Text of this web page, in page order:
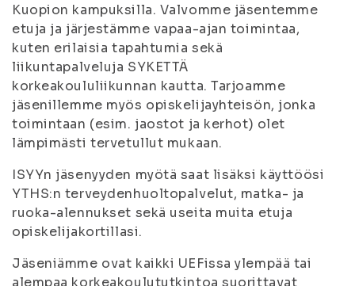
Kuopion kampuksilla. Valvomme jäsentemme
etuja ja järjestämme vapaa-ajan toimintaa,
kuten erilaisia tapahtumia sekä
liikuntapalveluja SYKETTÄ
korkeakoululiikunnan kautta. Tarjoamme
jäsenillemme myös opiskelijayhteisön, jonka
toimintaan (esim. jaostot ja kerhot) olet
lämpimästi tervetullut mukaan.
ISYYn jäsenyyden myötä saat lisäksi käyttöösi
YTHS:n terveydenhuoltopalvelut, matka- ja
ruoka-alennukset sekä useita muita etuja
opiskelijakortillasi.
Jäseniämme ovat kaikki UEFissa ylempää tai
alempaa korkeakoulututkintoa suorittavat